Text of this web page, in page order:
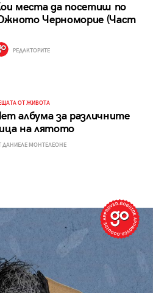
места да посетиш по
Черноморие (Част
РЕДАКТОРИТЕ
ОТ ЖИВОТА
албума за различните
на лятото
ДАНИЕЛЕ МОНТЕЛЕОНЕ